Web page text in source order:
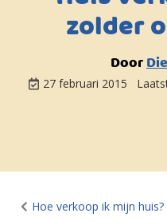
zolder
Door
27 februari 2015
Hoe verkoop ik mijn huis?